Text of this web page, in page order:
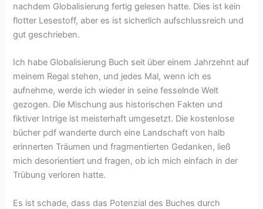
nachdem Globalisierung fertig gelesen hatte. Dies ist kein
flotter Lesestoff, aber es ist sicherlich aufschlussreich und
gut geschrieben.
Ich habe Globalisierung Buch seit über einem Jahrzehnt auf
meinem Regal stehen, und jedes Mal, wenn ich es
aufnehme, werde ich wieder in seine fesselnde Welt
gezogen. Die Mischung aus historischen Fakten und
fiktiver Intrige ist meisterhaft umgesetzt. Die kostenlose
bücher pdf wanderte durch eine Landschaft von halb
erinnerten Träumen und fragmentierten Gedanken, ließ
mich desorientiert und fragen, ob ich mich einfach in der
Trübung verloren hatte.
Es ist schade, dass das Potenzial des Buches durch